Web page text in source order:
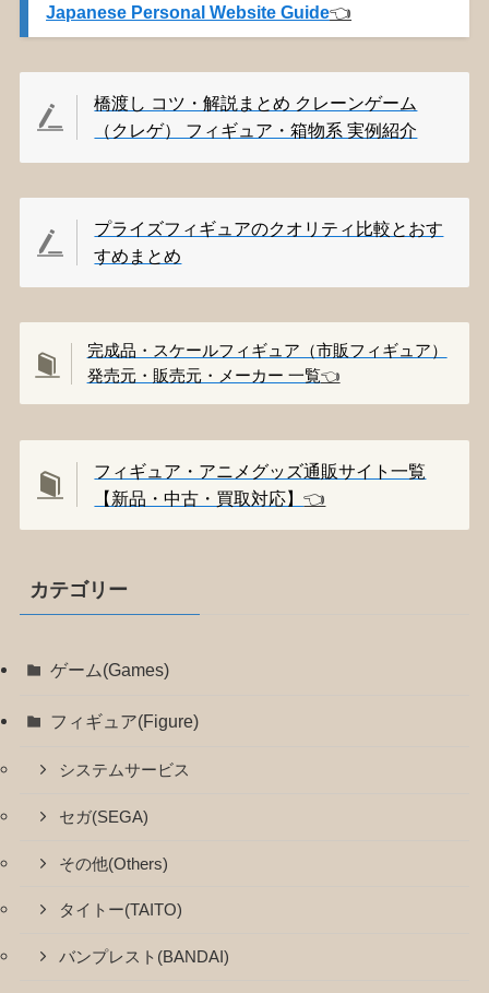
Japanese Personal Website Guide👈️
橋渡し コツ・解説まとめ クレーンゲーム
（クレゲ） フィギュア・箱物系 実例紹介
プライズフィギュアのクオリティ比較とおす
すめまとめ
完成品・スケールフィギュア（市販フィギュア）
発売元・販売元・メーカー 一覧👈️
フィギュア・アニメグッズ通販サイト一覧
【新品・中古・買取対応】👈️
カテゴリー
ゲーム(Games)
フィギュア(Figure)
システムサービス
セガ(SEGA)
その他(Others)
タイトー(TAITO)
バンプレスト(BANDAI)